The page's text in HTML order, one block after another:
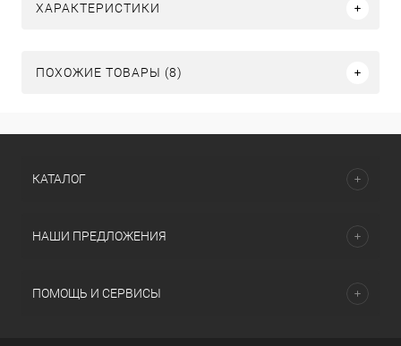
ХАРАКТЕРИСТИКИ
ПОХОЖИЕ ТОВАРЫ (8)
КАТАЛОГ
НАШИ ПРЕДЛОЖЕНИЯ
ПОМОЩЬ И СЕРВИСЫ